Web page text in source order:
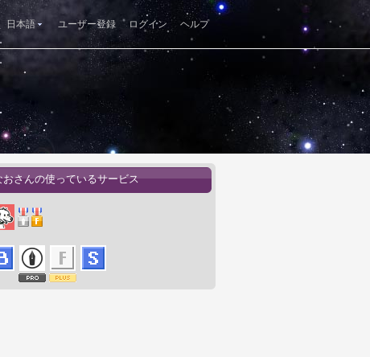
日本語 ユーザー登録 ログイン ヘルプ
おさんの使っているサービス